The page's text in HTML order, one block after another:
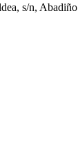
s/n, Abadiño